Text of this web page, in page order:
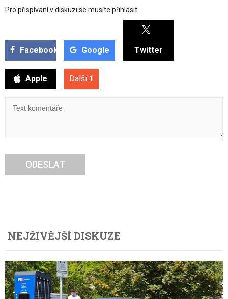
Pro přispívaní v diskuzi se musíte přihlásit:
Facebook Google Twitter
Apple Další 1
ODESLAT
NEJŽIVĚJŠÍ DISKUZE